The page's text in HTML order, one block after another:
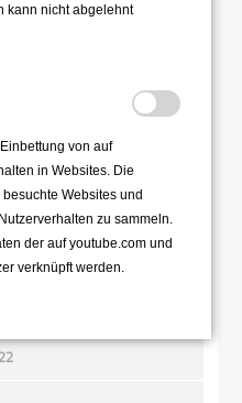
kann nicht abgelehnt
von auf
in Websites. Die
Websites und
zu sammeln.
der auf youtube.com und
verknüpft werden.